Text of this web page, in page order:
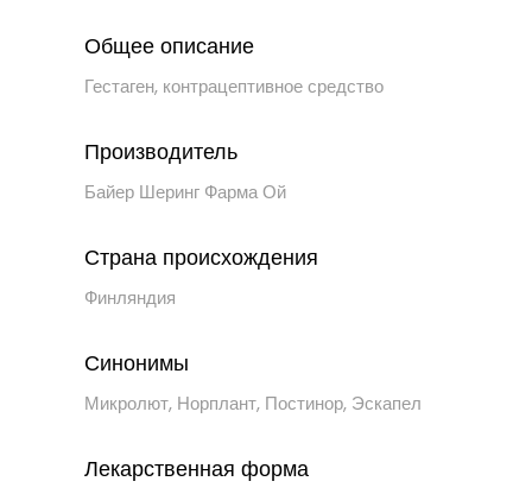
Общее описание
Гестаген, контрацептивное средство
Производитель
Байер Шеринг Фарма Ой
Страна происхождения
Финляндия
Синонимы
Микролют, Норплант, Постинор, Эскапел
Лекарственная форма